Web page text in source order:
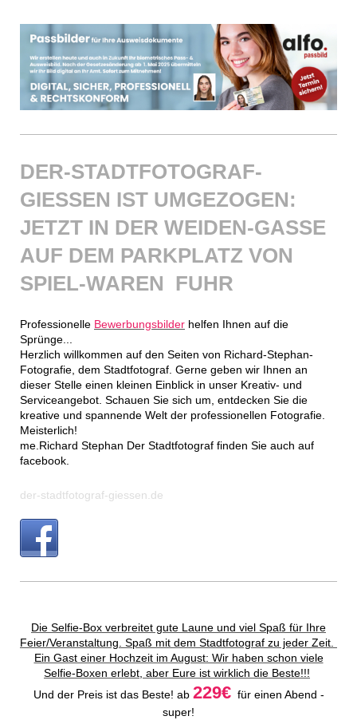
DER-STADTFOTOGRAF-
GIESSEN IST UMGEZOGEN: J
ETZT IN DER WEIDEN-GASSE A
UF DEM PARKPLATZ VON S
PIEL-WAREN FUHR
Professionelle Bewerbungsbilder helfen Ihnen auf die
Sprünge...
Herzlich willkommen auf den Seiten von Richard-Stephan-
Fotografie, dem Stadtfotograf. Gerne geben wir Ihnen an
dieser Stelle einen kleinen Einblick in unser Kreativ- und
Serviceangebot. Schauen Sie sich um, entdecken Sie die
kreative und spannende Welt der professionellen Fotografie.
Meisterlich!
me.Richard Stephan Der Stadtfotograf finden Sie auch auf
facebook.
der-stadtfotograf-giessen.de
Die Selfie-Box verbreitet gute Laune und viel Spaß für Ihre
Feier/Veranstaltung. Spaß mit dem Stadtfotograf zu jeder Zeit.
Ein Gast einer Hochzeit im August: Wir haben schon viele
Selfie-Boxen erlebt, aber Eure ist wirklich die Beste!!!
Und der Preis ist das Beste! ab 229€für einen Abend -
super!